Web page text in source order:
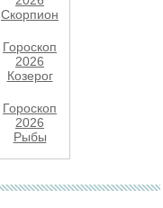
Скорпион
Гороскоп
2026
Козерог
Гороскоп
2026
Рыбы